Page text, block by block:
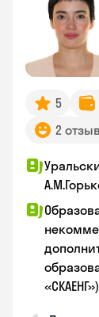
5
2
«СКАЕНГ»)